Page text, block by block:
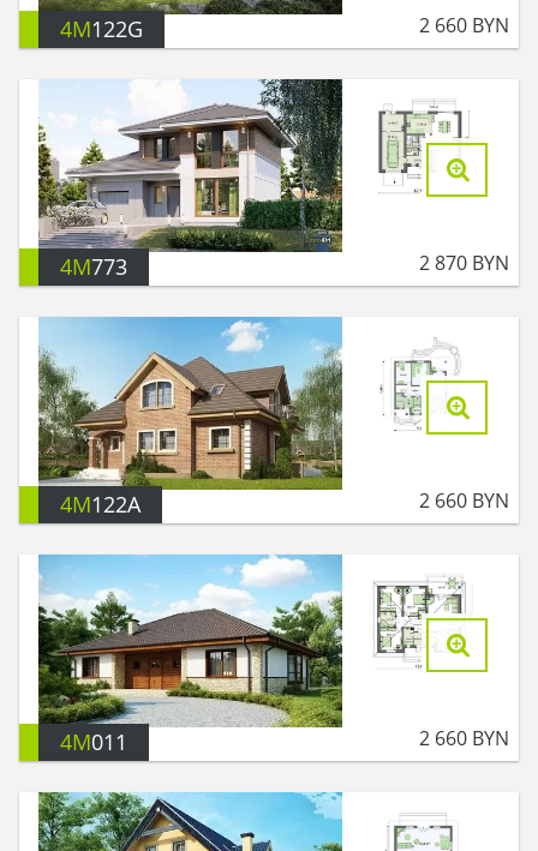
4M122G 2 660 BYN
4M773 2 870 BYN
4M122A 2 660 BYN
4M011 2 660 BYN